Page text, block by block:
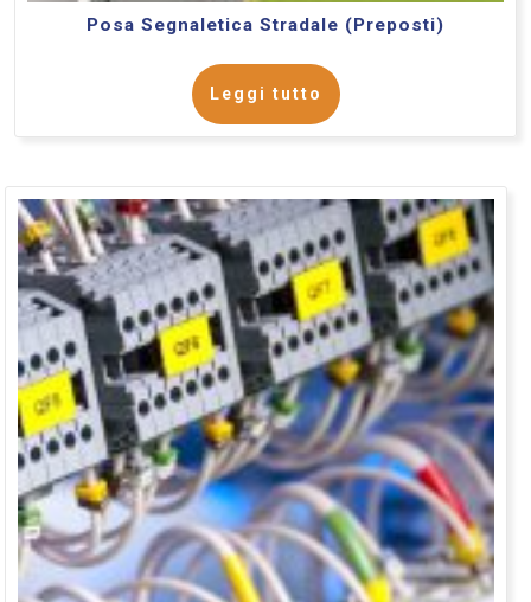
Posa Segnaletica Stradale (Preposti)
Leggi tutto